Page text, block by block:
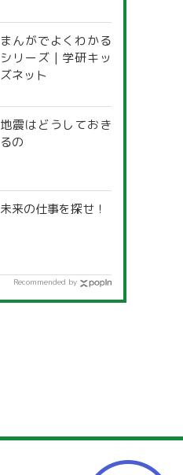
まんがでよくわかる
シリーズ | 学研キッ
ズネット
地震はどうしておき
るの
未来の仕事を探せ！
Recommended by